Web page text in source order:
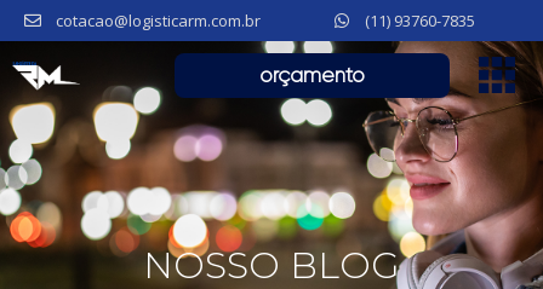
cotacao@logisticarm.com.br (11) 93760-7835
orçamento
NOSSO BLOG